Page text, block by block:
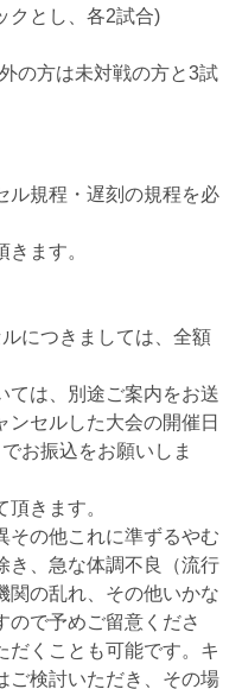
クとし、各2試合)
の方は未対戦の方と3試
ル規程・遅刻の規程を必
ます。
につきましては、全額
ては、別途ご案内をお送
ンセルした大会の開催日
お振込をお願いしま
きます。
その他これに準ずるやむ
き、急な体調不良（流行
関の乱れ、その他いかな
ので予めご留意くださ
だくことも可能です。キ
ご検討いただき、その場